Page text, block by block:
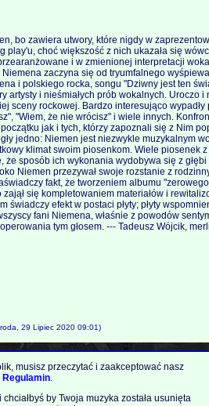
bo zawiera utwory, które nigdy w
choć większość z nich ukazała się
i w zmienionej interpretacji
zaczyna się od tryumfalnego
i polskiego rocka, songu "Dziwny jest ten
artysty i nieśmiałych prób wokalnych. Uroczo i
sceny rockowej. Bardzo interesująco
"Wiem, że nie wrócisz" i wiele innych.
jak i tych, którzy zapoznali się z Nim
jedno: Niemen jest niezwykle muzykalnym
klimat swoim piosenkom. Wiele piosenek
sposób ich wykonania wydobywa się z głębi
Niemen przezywał swoje rozstanie z
fakt, że tworzeniem albumu
się kompletowaniem materiałów i
świadczy efekt w postaci płyty; płyty
fani Niemena, właśnie z powodów
tym głosem. --- Tadeusz Wójcik,
29 Lipiec 2020 09:01)
musisz przeczytać i zaakceptować nasz
Regulamin.
by Twoja muzyka została usunięta